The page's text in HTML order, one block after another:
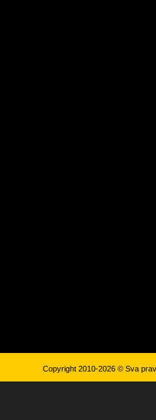
Copyright 2010-2026 © Sva